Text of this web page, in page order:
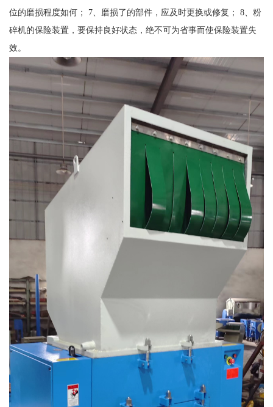
位的磨损程度如何； 7、磨损了的部件，应及时更换或修复； 8、粉
碎机的保险装置，要保持良好状态，绝不可为省事而使保险装置失
效。